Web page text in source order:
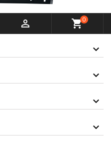
 shopping_cart0